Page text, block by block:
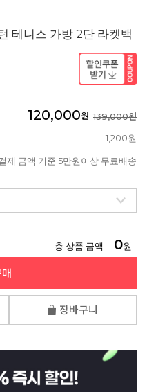
테니스 가방 2단 라켓백
120,000원 139,000원
1,200원
제 금액 기준 5만원이상 무료배송
총 상품 금액 0원
장바구니